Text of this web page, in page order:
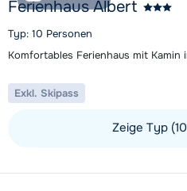
Ferienhaus Albert
Typ: 10 Personen
Komfortables Ferienhaus mit Kamin
Exkl. Skipass
Zeige Typ